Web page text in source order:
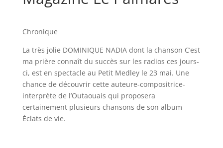
Chronique
La très jolie DOMINIQUE NADIA dont la chanson C’est
ma prière connaît du succès sur les radios ces jours-
ci, est en spectacle au Petit Medley le 23 mai. Une
chance de découvrir cette auteure-compositrice-
interprète de l’Outaouais qui proposera
certainement plusieurs chansons de son album
Éclats de vie.